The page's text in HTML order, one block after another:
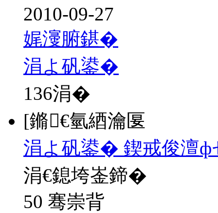
2010-09-27
娓濅腑鍖�
涓よ矾鍙�
136涓�
[鏅€氫綇瀹匽
涓よ矾鍙� 鍥戒俊澶ф
涓€鎴垮崟鍗�
50 骞崇背